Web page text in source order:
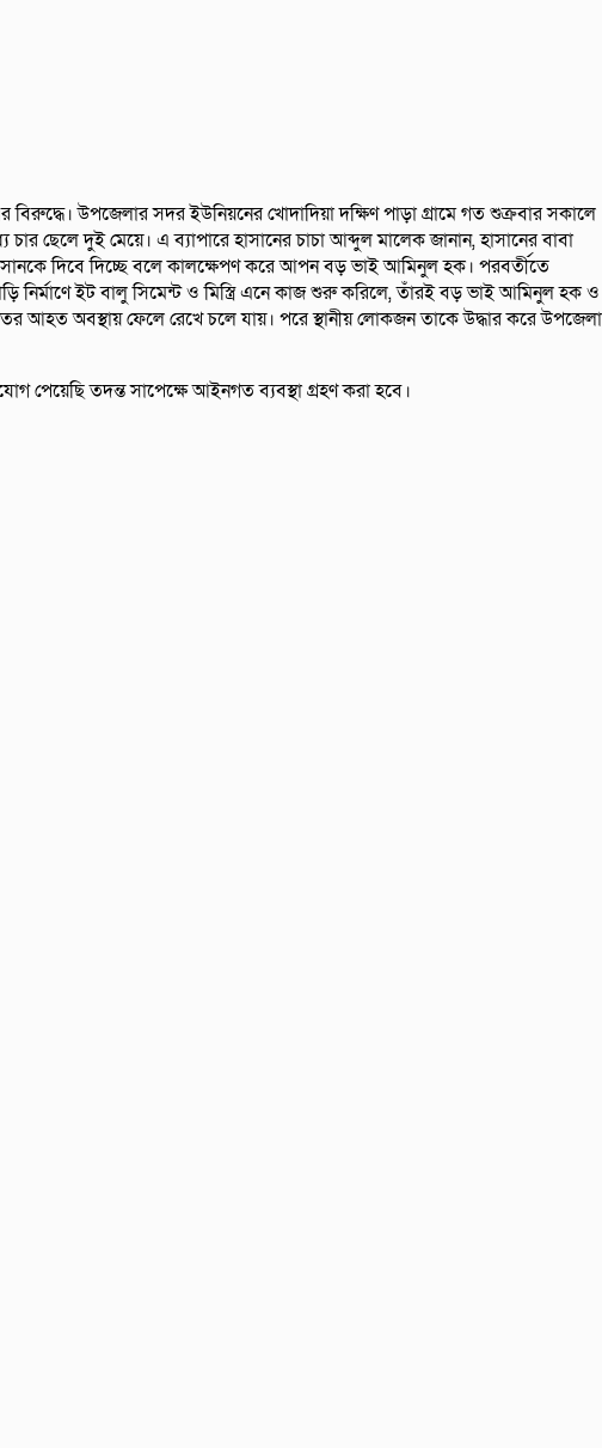
উপজেলার সদর ইউনিয়নের খোদাদিয়া দক্ষিণ পাড়া গ্রামে গত শুক্রবার সকালে
দুই মেয়ে। এ ব্যাপারে হাসানের চাচা আব্দুল মালেক জানান, হাসানের বাবা
দিবে দিচ্ছে বলে কালক্ষেপণ করে আপন বড় ভাই আমিনুল হক। পরবর্তীতে
নির্মাণে ইট বালু সিমেন্ট ও মিস্ত্রি এনে কাজ শুরু করিলে, তাঁরই বড় ভাই আমিনুল হক ও
আহত অবস্থায় ফেলে রেখে চলে যায়। পরে স্থানীয় লোকজন তাকে উদ্ধার করে উপজেলা
পেয়েছি তদন্ত সাপেক্ষে আইনগত ব্যবস্থা গ্রহণ করা হবে।